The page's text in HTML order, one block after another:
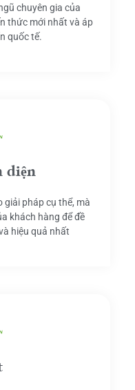
chuyên gia của
thức mới nhất và áp
quốc tế.
diện
pháp cụ thể, mà
khách hàng để đề
hiệu quả nhất